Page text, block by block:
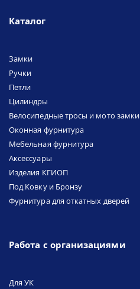
Каталог
Замки
Ручки
Петли
Цилиндры
Велосипедные тросы и мото замки
Оконная фурнитура
Мебельная фурнитура
Аксессуары
Изделия КГИОП
Под Ковку и Бронзу
Фурнитура для откатных дверей
Работа с организациями
Для УК